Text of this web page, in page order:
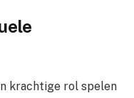
krachtige rol spelen